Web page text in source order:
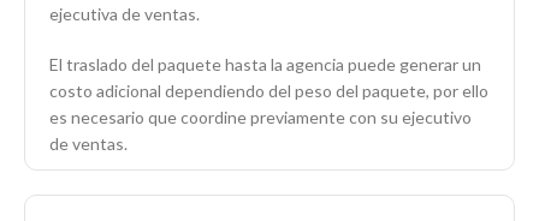
ejecutiva de ventas.
El traslado del paquete hasta la agencia puede generar un
costo adicional dependiendo del peso del paquete, por ello
es necesario que coordine previamente con su ejecutivo
de ventas.